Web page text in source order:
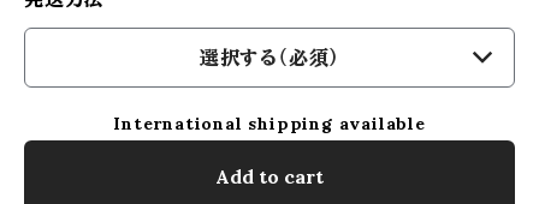
選択する（必須）
International shipping available
Add to cart